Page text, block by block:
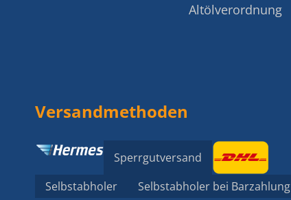
Altölverordnung
Versandmethoden
Sperrgutversand
Selbstabholer
Selbstabholer bei Barzahlung